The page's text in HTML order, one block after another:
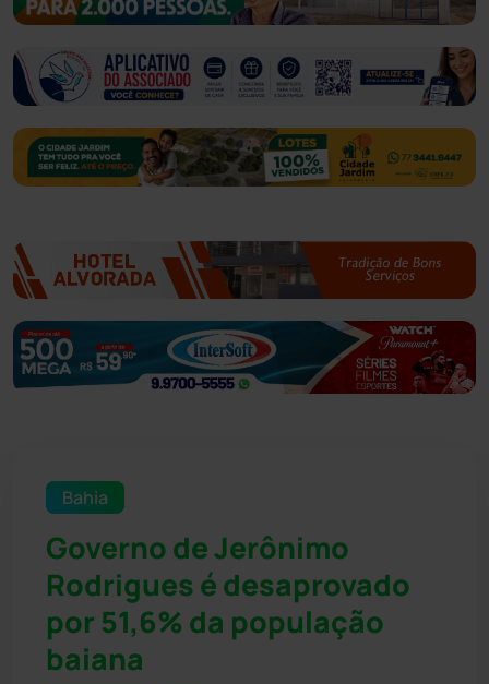
Bahia
Governo de Jerônimo
Rodrigues é desaprovado
por 51,6% da população
baiana